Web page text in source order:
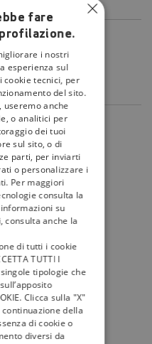
la guida
I programmi
Guida +
tivù
fare
i nostri
esperienza sul
cookie tecnici, per
del sito.
useremo anche
o analitici per
dei tuoi
sul sito, o di
parti, per inviarti
o personalizzare i
Per maggiori
consulta la
su
consulta anche la
di tutti i cookie
TUTTI I
tipologie che
Clicca sulla "X"
della
di cookie o
diversi da